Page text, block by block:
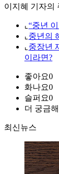
이지혜 기자의
⌞ “중년
⌞ 중년의
⌞ 중장년
이라면?
좋아요0
화나요0
슬퍼요0
더 궁금
최신뉴스